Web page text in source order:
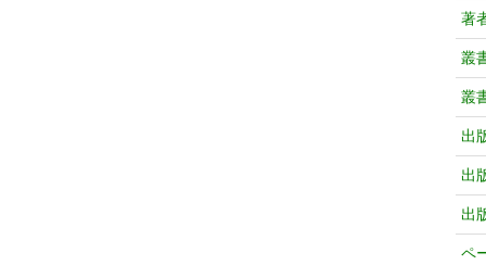
著
叢
叢
出
出
出
ペ